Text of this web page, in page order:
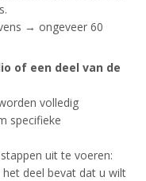
→ ongeveer 60
of een deel van de
volledig
specifieke
uit te voeren:
deel bevat dat u wilt